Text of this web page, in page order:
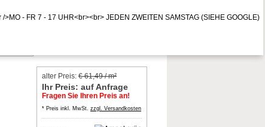
alter Preis: € 61,49 / m²
Ihr Preis: auf Anfrage
Fragen Sie Ihren Preis an!
* Preis inkl. MwSt. zzgl. Versandkosten